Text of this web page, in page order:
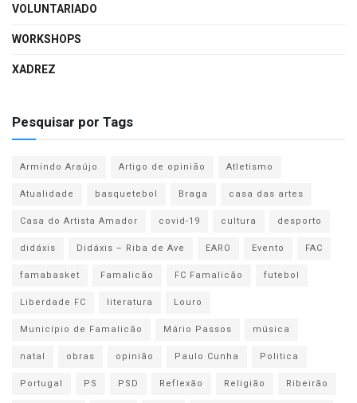
VOLUNTARIADO
WORKSHOPS
XADREZ
Pesquisar por Tags
Armindo Araújo Artigo de opinião
Atletismo
Atualidade
basquetebol Braga
casa das artes
Casa do Artista Amador
covid-19 cultura
desporto
didáxis
Didáxis – Riba de Ave EARO Evento
FAC
famabasket
Famalicão FC Famalicão
futebol
Liberdade FC
literatura
Louro
Município de Famalicão
Mário Passos
música
natal
obras opinião Paulo Cunha
Politica
Portugal
PS PSD Reflexão Religião
Ribeirão